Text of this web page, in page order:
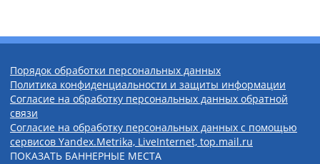
Порядок обработки персональных данных
Политика конфиденциальности и защиты информации
Согласие на обработку персональных данных обратной
связи
Согласие на обработку персональных данных с помощью
сервисов Yandex.Metrika, LiveInternet, top.mail.ru
ПОКАЗАТЬ БАННЕРНЫЕ МЕСТА